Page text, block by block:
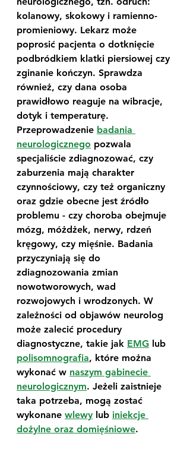
kolanowy, skokowy i ramienno-
promieniowy. Lekarz może
poprosić pacjenta o dotknięcie
podbródkiem klatki piersiowej czy
zginanie kończyn. Sprawdza
również, czy dana osoba
prawidłowo reaguje na wibracje,
dotyk i temperaturę.
Przeprowadzenie badania
neurologicznego pozwala
specjaliście zdiagnozować, czy
zaburzenia mają charakter
czynnościowy, czy też organiczny
oraz gdzie obecne jest źródło
problemu - czy choroba obejmuje
mózg, móżdżek, nerwy, rdzeń
kręgowy, czy mięśnie. Badania
przyczyniają się do
zdiagnozowania zmian
nowotworowych, wad
rozwojowych i wrodzonych. W
zależności od objawów neurolog
może zalecić procedury
diagnostyczne, takie jak EMG lub
polisomnografia, które można
wykonać w naszym gabinecie
neurologicznym. Jeżeli zaistnieje
taka potrzeba, mogą zostać
wykonane wlewy lub iniekcje
dożylne oraz domięśniowe.